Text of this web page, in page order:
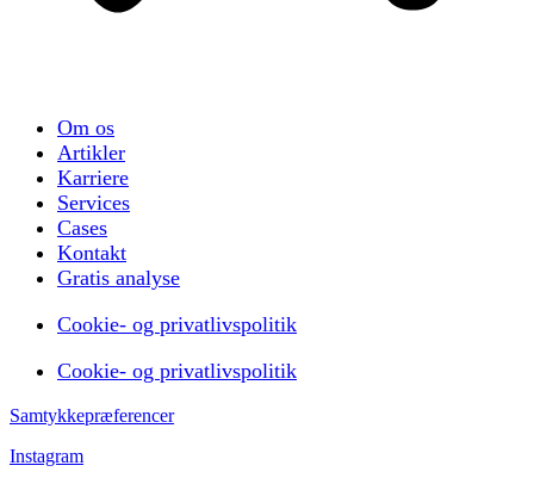
Om os
Artikler
Karriere
Services
Cases
Kontakt
Gratis analyse
Cookie- og privatlivspolitik
Cookie- og privatlivspolitik
Samtykkepræferencer
Instagram